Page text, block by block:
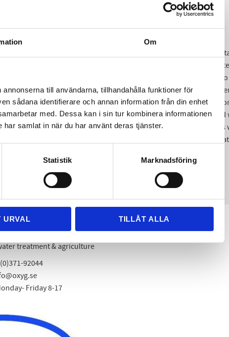
Om
till användarna, tillhandahålla funktioner för
sådana identifierare och annan information från din enhet
med. Dessa kan i sin tur kombinera informationen
samlat in när du har använt deras tjänster.
Statistik Marknadsföring
URVAL TILLÅT ALLA
If you do not get the litter bed to burn or compost, you will most
bacteria in the compost. The vast majority of bacteria die when the
which means that the compost does not ignite spontaneously due
low and thus poor composting. Our bacteria can withstand higher
the compost temperature another 10-15 C. At around 60-65 C, the
igniting" and should reach at least 75 C where all fungi, bacteria
die. It is at this temperature that the compost is "hygienized". This is
"burning". Another reason why a straw bed burns poorly may be
AB
treatment & agriculture
92044
Friday 8-17